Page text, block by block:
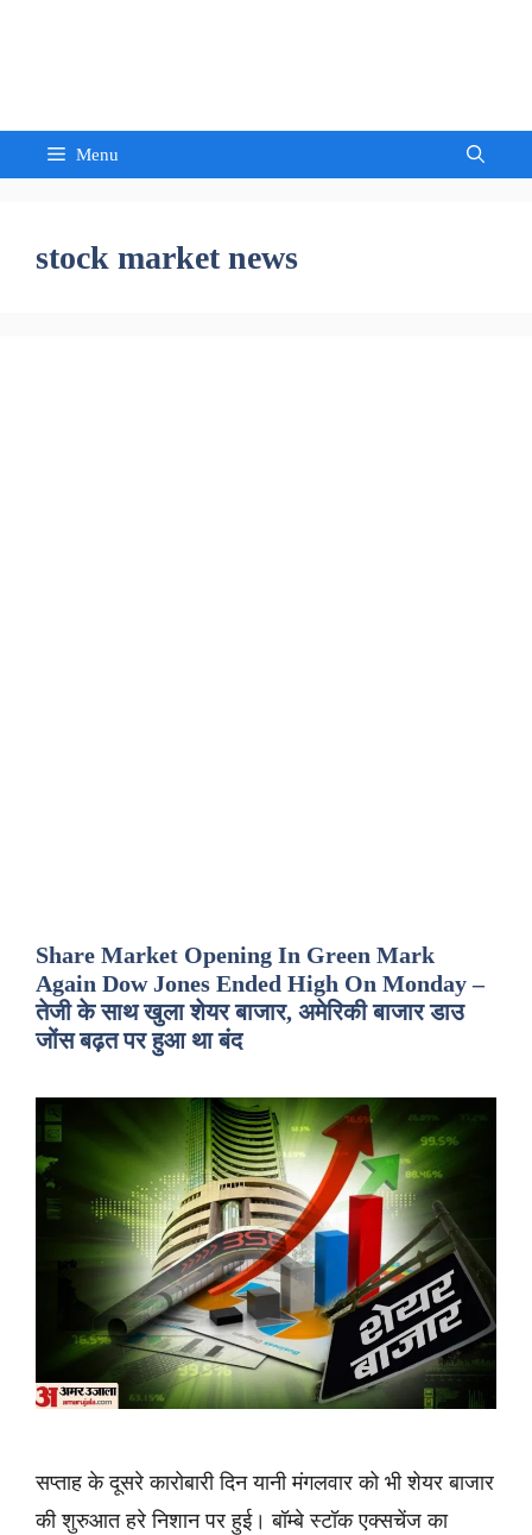
Menu
stock market news
Share Market Opening In Green Mark
Again Dow Jones Ended High On Monday –
तेजी के साथ खुला शेयर बाजार, अमेरिकी बाजार डाउ
जोंस बढ़त पर हुआ था बंद
सप्ताह के दूसरे कारोबारी दिन यानी मंगलवार को भी शेयर बाजार
की शुरुआत हरे निशान पर हुई। बॉम्बे स्टॉक एक्सचेंज का